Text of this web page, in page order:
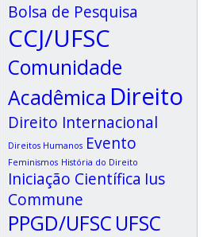
Bolsa de Pesquisa
CCJ/UFSC
Comunidade
Acadêmica Direito
Direito Internacional
Direitos Humanos Evento
Feminismos História do Direito
Iniciação Científica Ius
Commune
PPGD/UFSC UFSC